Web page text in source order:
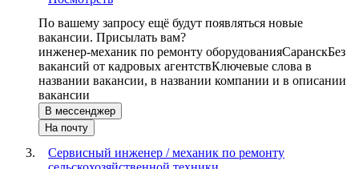
По вашему запросу ещё будут появляться новые
вакансии. Присылать вам?
инженер-механик по ремонту оборудованияСаранскБез
вакансий от кадровых агентствКлючевые слова в
названии вакансии, в названии компании и в описании
вакансии
В мессенджер
На почту
Сервисный инженер / механик по ремонту